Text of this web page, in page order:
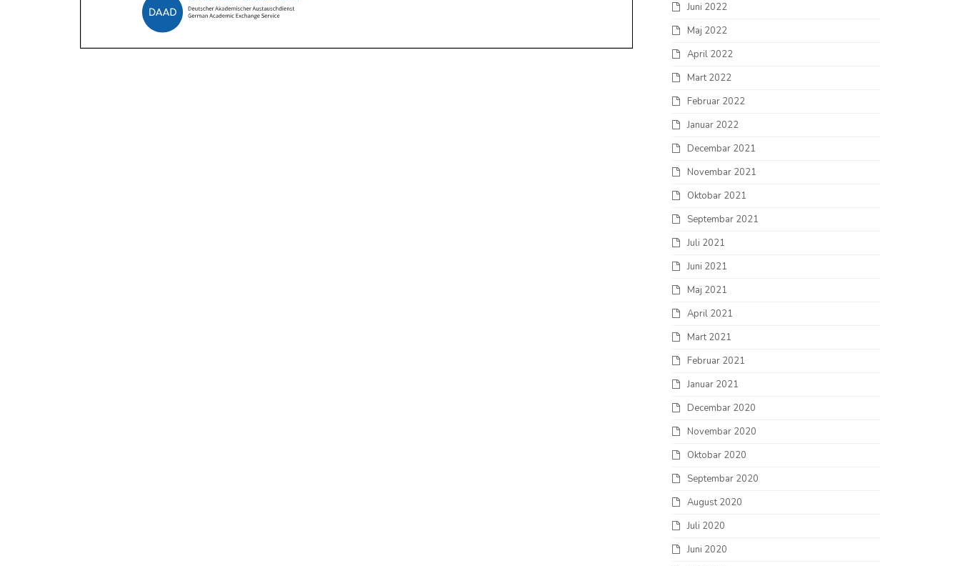
Juni 2022
Maj 2022
April 2022
Mart 2022
Februar 2022
Januar 2022
Decembar 2021
Novembar 2021
Oktobar 2021
Septembar 2021
Juli 2021
Juni 2021
Maj 2021
April 2021
Mart 2021
Februar 2021
Januar 2021
Decembar 2020
Novembar 2020
Oktobar 2020
Septembar 2020
August 2020
Juli 2020
Juni 2020